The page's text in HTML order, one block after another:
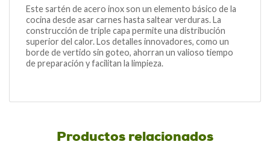
Este sartén de acero inox son un elemento básico de la
cocina desde asar carnes hasta saltear verduras. La
construcción de triple capa permite una distribución
superior del calor. Los detalles innovadores, como un
borde de vertido sin goteo, ahorran un valioso tiempo
de preparación y facilitan la limpieza.
Productos relacionados